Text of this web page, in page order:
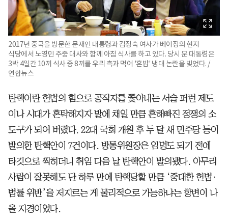
2017년 중국을 방문한 문재인 대통령과 김정숙 여사가 베이징의 현지
식당에서 노영민 주중 대사와 함께 아침 식사를 하고 있다. 당시 문 대통령은
3박 4일간 10끼 식사 중 8끼를 우리 측과 먹어 '혼밥' 냉대 논란을 빚었다. /
연합뉴스
탄핵이란 헌법의 힘으로 공직자를 쫓아내는 서슬 퍼런 제도
이나 시대가 혼탁해지자 발에 채일 만큼 흔해빠진 정쟁의 소
도구가 되어 버렸다. 22대 국회 개원 후 두 달 새 민주당 등이
발의한 탄핵안이 7건이다. 방통위원장은 임명도 되기 전에
타깃으로 찍히더니 취임 다음 날 탄핵안이 발의됐다. 아무리
사람이 잘못해도 단 하루 만에 탄핵당할 만큼 ‘중대한 헌법·
법률 위반’을 저지르는 게 물리적으로 가능하냐는 항변이 나
올 지경이었다.